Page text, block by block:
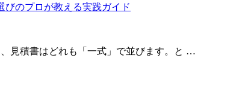
見積書はどれも「一式」で並びます。と …